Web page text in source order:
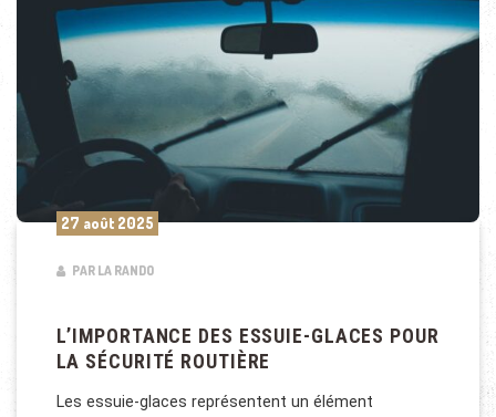
27 août 2025
PAR LA RANDO
L’IMPORTANCE DES ESSUIE-GLACES POUR
LA SÉCURITÉ ROUTIÈRE
Les essuie-glaces représentent un élément